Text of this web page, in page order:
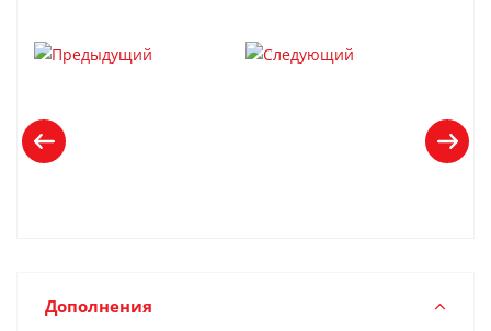
Дополнения